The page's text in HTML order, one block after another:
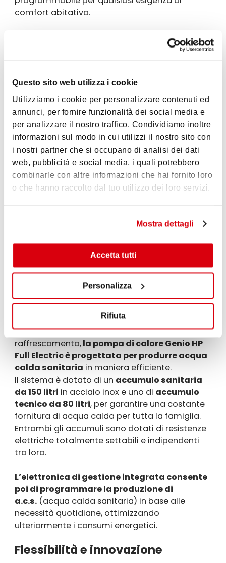
Questo sito web utilizza i cookie
Utilizziamo i cookie per personalizzare contenuti ed
annunci, per fornire funzionalità dei social media e
per analizzare il nostro traffico. Condividiamo inoltre
informazioni sul modo in cui utilizzi il nostro sito con
i nostri partner che si occupano di analisi dei dati
web, pubblicità e social media, i quali potrebbero
combinarle con altre informazioni che hai fornito loro
o che hanno raccolto dal tuo utilizzo dei loro servizi.
Mostra dettagli
Accetta tutti
Personalizza
Rifiuta
comfort abitativo.
raffrescamento a espansione
diretta
Uno dei principali vantaggi della pompa di
offrire riscaldamento idronico e
raffrescamento a espansione diretta. Si
tratta di una doppia funzione che permette di
riscaldare gli ambienti tramite acqua in
impianti in media/bassa temperatura e di
raffrescare con aria refrigerata tramite unità
interne.
Il raffrescamento a espansione diretta
casa fresca durante l’estate.
Produzione di acqua calda
Oltre a offrire sia il riscaldamento che il
raffrescamento,la pompa di calore Genio HP
Full Electric è progettata per produrre acqua
calda sanitaria in maniera efficiente.
Il sistema è dotato di un accumulo sanitaria
da 150 litri in acciaio inox e uno di accumulo
tecnico da 80 litri, per garantire una costante
fornitura di acqua calda per tutta la famiglia.
Entrambi gli accumuli sono dotati di resistenze
elettriche totalmente settabili e indipendenti
tra loro.
L’elettronica di gestione integrata consente
poi di programmare la produzione di
a.c.s. (acqua calda sanitaria) in base alle
necessità quotidiane, ottimizzando
ulteriormente i consumi energetici.
Flessibilità e innovazione